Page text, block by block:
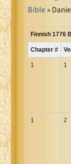
Russian
Russian
Spanish RV
Spanish Sag.
Swahili New
Tagalog John
Bible »
Finnish 1776
Chapter #
1 1
1 2